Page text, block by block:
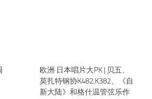
2022年8月14日